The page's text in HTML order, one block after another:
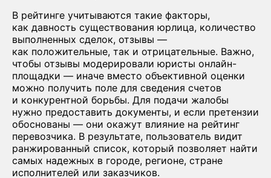
В рейтинге учитываются такие факторы,
как давность существования юрлица, количество
выполненных сделок, отзывы —
как положительные, так и отрицательные. Важно,
чтобы отзывы модерировали юристы онлайн-
площадки — иначе вместо объективной оценки
можно получить поле для сведения счетов
и конкурентной борьбы. Для подачи жалобы
нужно предоставить документы, и если претензии
обоснованы — они окажут влияние на рейтинг
перевозчика. В результате, пользователь видит
ранжированный список, который позволяет найти
самых надежных в городе, регионе, стране
исполнителей или заказчиков.